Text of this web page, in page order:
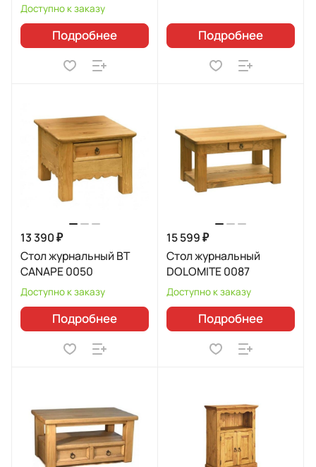
Доступно к заказу
Подробнее Подробнее
13 390 ₽
Стол журнальный BT
CANAPE 0050
Доступно к заказу
Подробнее
15 599 ₽
Стол журнальный
DOLOMITE 0087
Доступно к заказу
Подробнее